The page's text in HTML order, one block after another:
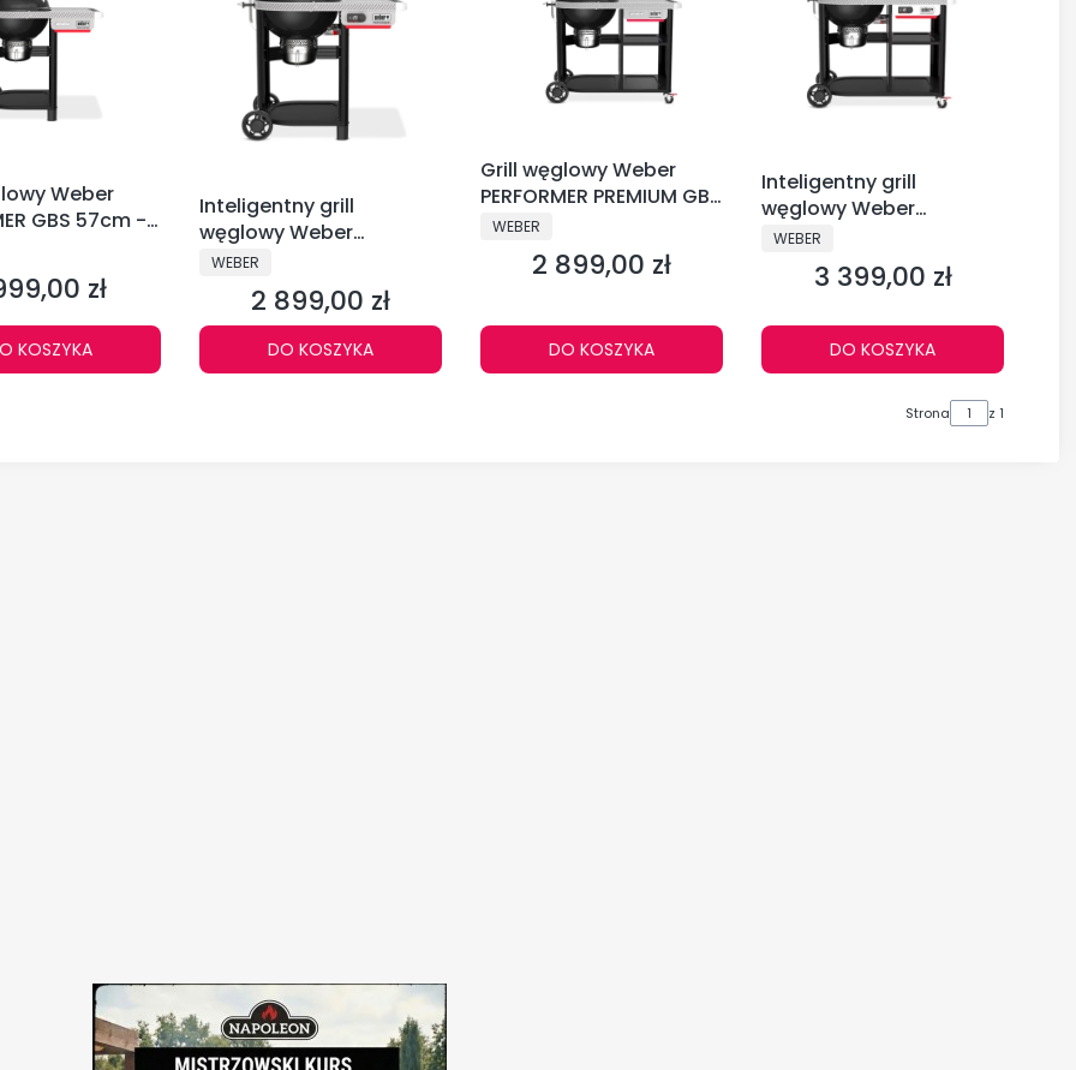
Weber
GBS 57cm -
zł
KOSZYKA
Inteligentny grill
węglowy Weber
PERFORMER GBS 57cm -
1501959
PRODUCENT
WEBER
Cena
2 899,00 zł
DO KOSZYKA
Grill węglowy Weber
PERFORMER PREMIUM GBS
57cm - 1501966
PRODUCENT
WEBER
Cena
2 899,00 zł
DO KOSZYKA
Inteligentny grill
węglowy Weber
Performer Premium 57
cm - 1501631
PRODUCENT
WEBER
Cena
3 399,00 zł
DO KOSZYKA
Strona z 1